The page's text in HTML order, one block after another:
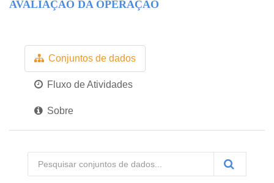
AVALIAÇÃO DA OPERAÇÃO
Conjuntos de dados
Fluxo de Atividades
Sobre